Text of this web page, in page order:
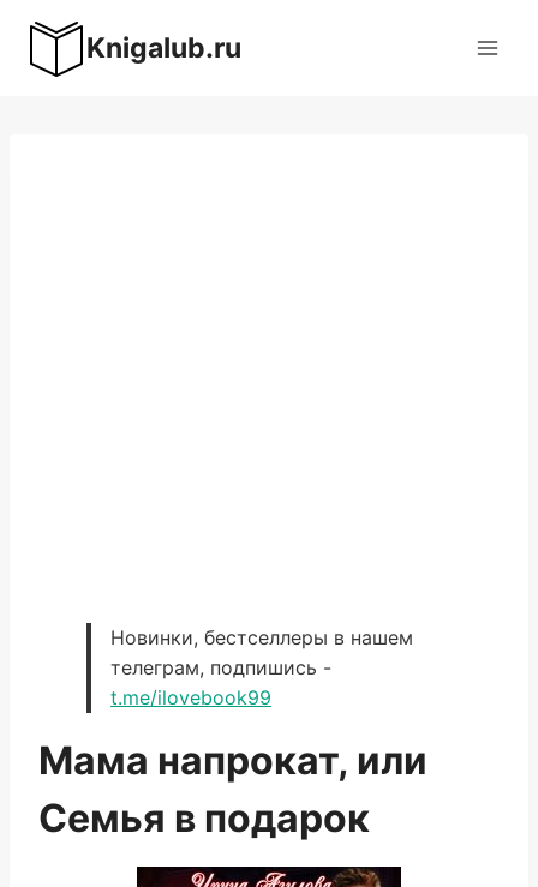
содержимому
Knigalub.ru
Новинки, бестселлеры в нашем
телеграм, подпишись -
t.me/ilovebook99
Мама напрокат, или
Семья в подарок